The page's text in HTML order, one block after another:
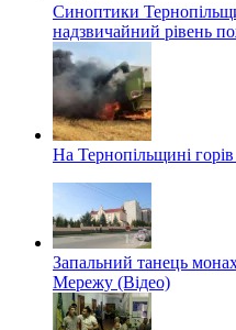
Синоптики
надзвичайний рівень
На Тернопільщині
Запальний танець
Мережу (Відео)